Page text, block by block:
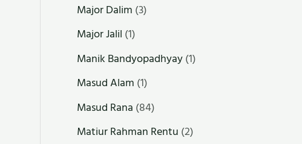
Major Dalim (3)
Major Jalil (1)
Manik Bandyopadhyay(1)
Masud Alam (1)
Masud Rana (84)
Matiur Rahman Rentu (2)